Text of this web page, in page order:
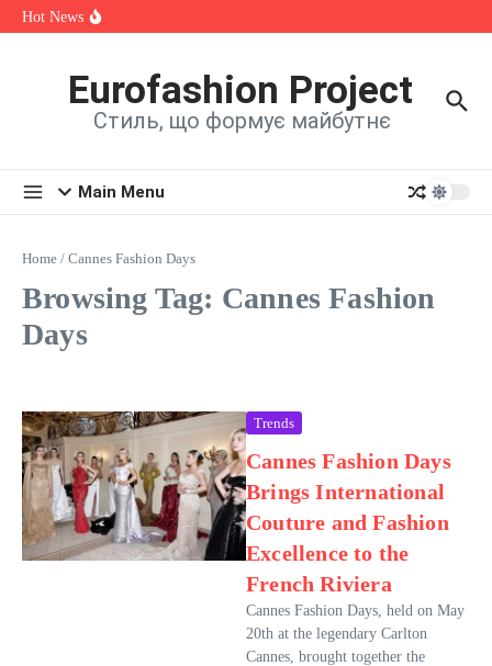
Skip to content
Hot News
її на нову пісню
Знайомтеся: Марта Павлюк і її перший трек «UМАМА»
Eurofashion Project
Стиль, що формує майбутнє
Main Menu
Home / Cannes Fashion Days
Browsing Tag: Cannes Fashion
Days
Trends
Cannes Fashion Days
Brings International
Couture and Fashion
Excellence to the
French Riviera
Cannes Fashion Days, held on May
20th at the legendary Carlton
Cannes, brought together the